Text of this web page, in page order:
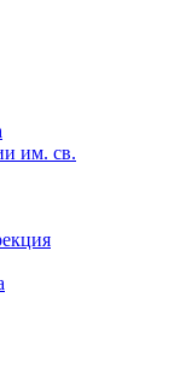
им. св.